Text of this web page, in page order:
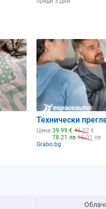
Технически
Цена:39.99 € 46.02 €
78.21 лв 90.01 лв
Grabo.bg